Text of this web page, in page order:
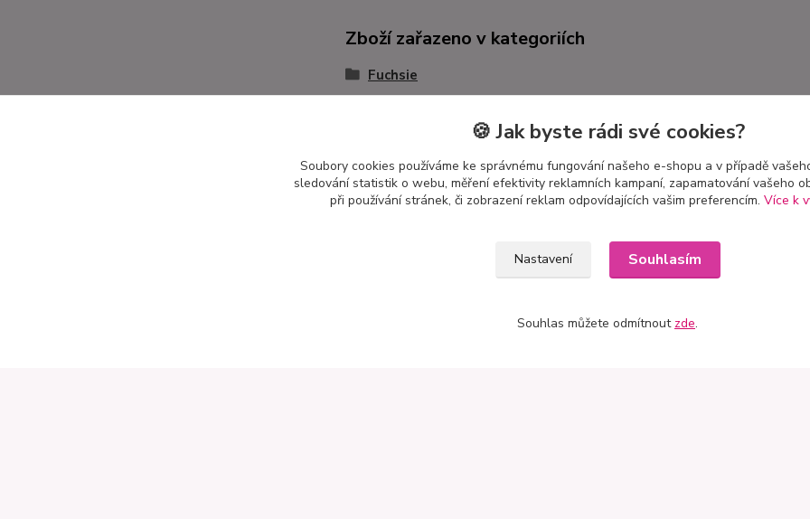
Zboží zařazeno v kategoriích
Fuchsie
🍪 Jak byste rádi své cookies?
Soubory cookies používáme ke správnému fungování našeho e-shopu a v případě
sledování statistik o webu, měření efektivity reklamních kampaní, zapamatování vašeho
při používání stránek, či zobrazení reklam odpovídajících vašim preferencím. Více k
Nastavení Souhlasím
Souhlas můžete odmítnout zde.